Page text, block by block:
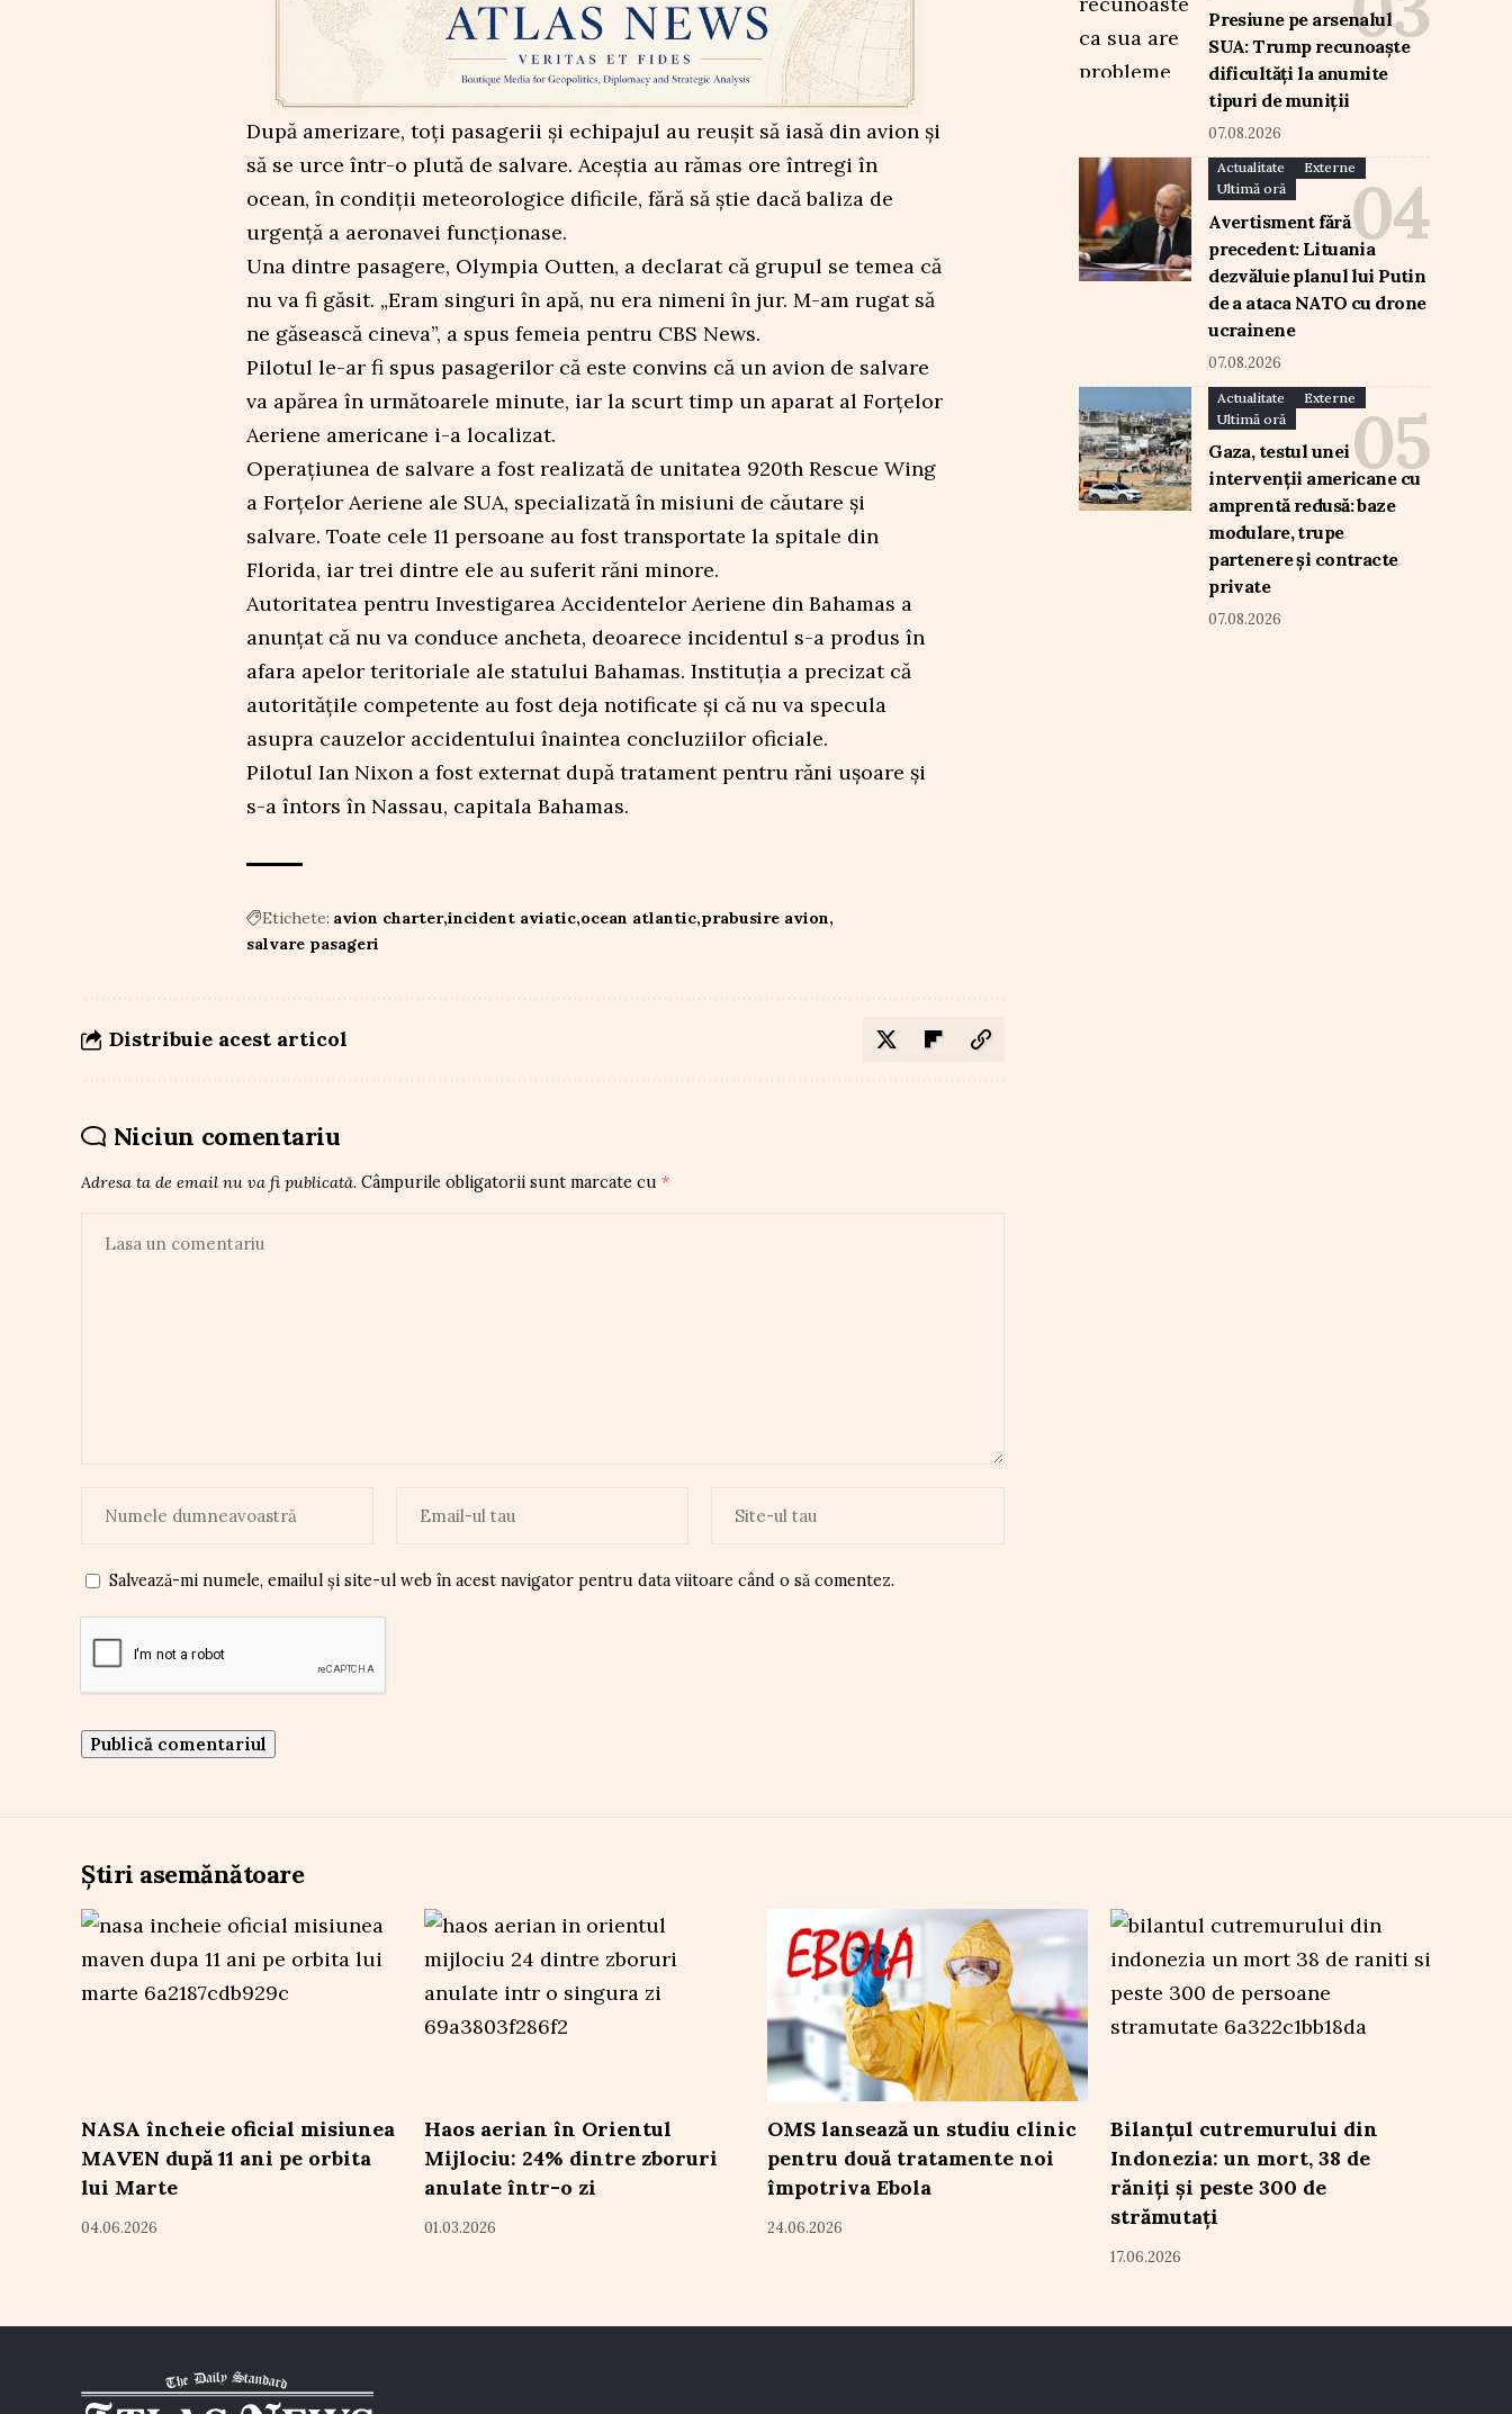
După amerizare, toți pasagerii și echipajul au reușit să iasă din avion și
să se urce într-o plută de salvare. Aceștia au rămas ore întregi în
ocean, în condiții meteorologice dificile, fără să știe dacă baliza de
urgență a aeronavei funcționase.
Una dintre pasagere, Olympia Outten, a declarat că grupul se temea că
nu va fi găsit. „Eram singuri în apă, nu era nimeni în jur. M-am rugat să
ne găsească cineva”, a spus femeia pentru CBS News.
Pilotul le-ar fi spus pasagerilor că este convins că un avion de salvare
va apărea în următoarele minute, iar la scurt timp un aparat al Forțelor
Aeriene americane i-a localizat.
Operațiunea de salvare a fost realizată de unitatea 920th Rescue Wing
a Forțelor Aeriene ale SUA, specializată în misiuni de căutare și
salvare. Toate cele 11 persoane au fost transportate la spitale din
Florida, iar trei dintre ele au suferit răni minore.
Autoritatea pentru Investigarea Accidentelor Aeriene din Bahamas a
anunțat că nu va conduce ancheta, deoarece incidentul s-a produs în
afara apelor teritoriale ale statului Bahamas. Instituția a precizat că
autoritățile competente au fost deja notificate și că nu va specula
asupra cauzelor accidentului înaintea concluziilor oficiale.
Pilotul Ian Nixon a fost externat după tratament pentru răni ușoare și
s-a întors în Nassau, capitala Bahamas.
Etichete: avion charter incident aviatic ocean atlantic prabusire avion
salvare pasageri
Distribuie acest articol
Niciun comentariu
Adresa ta de email nu va fi publicată. Câmpurile obligatorii sunt marcate cu *
Salvează-mi numele, emailul și site-ul web în acest navigator pentru data viitoare când o să comentez.
Presiune pe arsenalul
SUA: Trump recunoaște
dificultăți la anumite
tipuri de muniții
07.08.2026
Actualitate
Externe
Ultimă oră
Avertisment fără
precedent: Lituania
dezvăluie planul lui Putin
de a ataca NATO cu drone
ucrainene
07.08.2026
Actualitate
Externe
Ultimă oră
Gaza, testul unei
intervenții americane cu
amprentă redusă: baze
modulare, trupe
partenere și contracte
private
07.08.2026
Știri asemănătoare
NASA încheie oficial misiunea
MAVEN după 11 ani pe orbita
lui Marte
04.06.2026
Haos aerian în Orientul
Mijlociu: 24% dintre zboruri
anulate într-o zi
01.03.2026
OMS lansează un studiu clinic
pentru două tratamente noi
împotriva Ebola
24.06.2026
Bilanțul cutremurului din
Indonezia: un mort, 38 de
răniți și peste 300 de
strămutați
17.06.2026